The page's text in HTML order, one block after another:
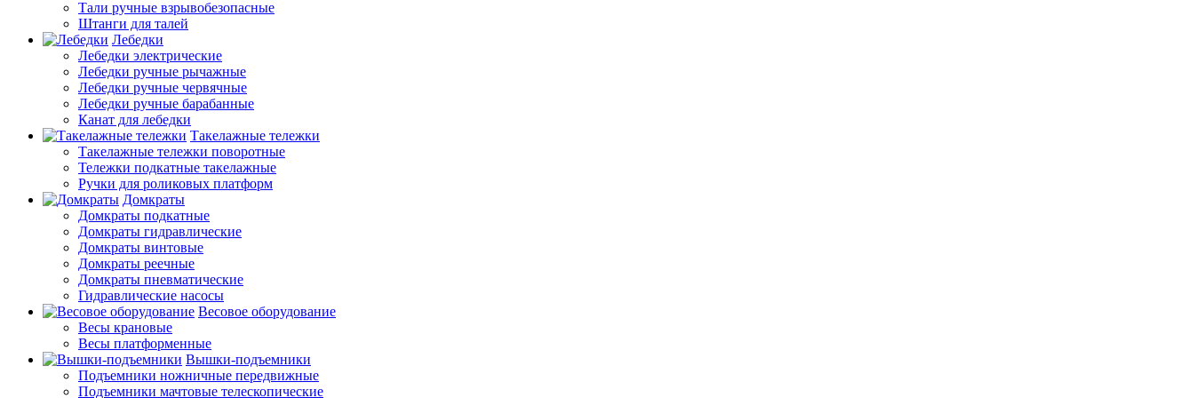
Тали ручные взрывобезопасные
Штанги для талей
Лебедки
Лебедки электрические
Лебедки ручные рычажные
Лебедки ручные червячные
Лебедки ручные барабанные
Канат для лебедки
Такелажные тележки
Такелажные тележки поворотные
Тележки подкатные такелажные
Ручки для роликовых платформ
Домкраты
Домкраты подкатные
Домкраты гидравлические
Домкраты винтовые
Домкраты реечные
Домкраты пневматические
Гидравлические насосы
Весовое оборудование
Весы крановые
Весы платформенные
Вышки-подъемники
Подъемники ножничные передвижные
Подъемники мачтовые телескопические